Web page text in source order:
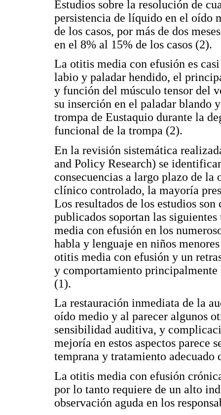
Estudios sobre la resolución de
persistencia de líquido en el oído
de los casos, por más de dos
en el 8% al 15% de los casos (2).
La otitis media con efusión es
labio y paladar hendido, el
y función del músculo tensor del
su inserción en el paladar blando
trompa de Eustaquio durante la
funcional de la trompa (2).
En la revisión sistemática
and Policy Research) se
consecuencias a largo plazo de
clínico controlado, la mayoría
Los resultados de los estudios
publicados soportan las
media con efusión en los
habla y lenguaje en niños
otitis media con efusión y un
y comportamiento principalmente
(1).
La restauración inmediata de la
oído medio y al parecer algunos
sensibilidad auditiva, y
mejoría en estos aspectos parece
temprana y tratamiento
La otitis media con efusión
por lo tanto requiere de un alto
observación aguda en los